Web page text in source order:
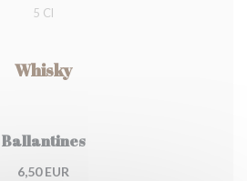
5 Cl
Whisky
Ballantines
6,50 EUR